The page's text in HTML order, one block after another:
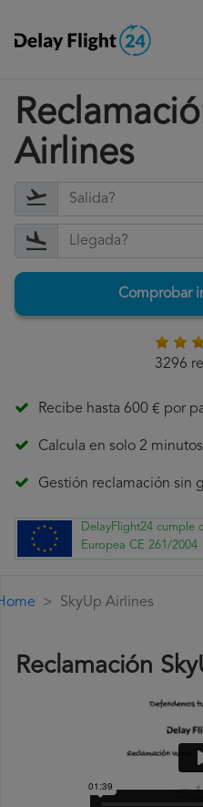
Airlines
Comprobar
3296
Recibe hasta 600 € por
Calcula en solo 2 minutos
Gestión reclamación sin
DelayFlight24 cumple
Europea CE 261/2004
SkyUp Airlines
Reclamación